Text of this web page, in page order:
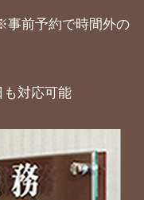
前予約で時間外の
対応可能